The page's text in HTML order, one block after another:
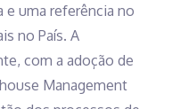
e uma referência no
no País. A
com a adoção de
Management